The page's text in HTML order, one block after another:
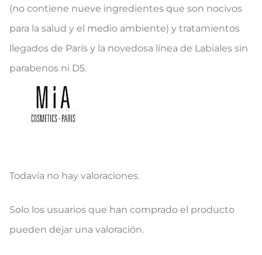
(no contiene nueve ingredientes que son nocivos
para la salud y el medio ambiente) y tratamientos
llegados de París y la novedosa línea de Labiales sin
parabenos ni D5.
V
a
Todavía no hay valoraciones.
Solo los usuarios que han comprado el producto
pueden dejar una valoración.